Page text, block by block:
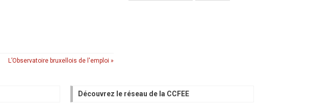
L’Observatoire bruxellois de l'emploi »
Découvrez le réseau de la CCFEE